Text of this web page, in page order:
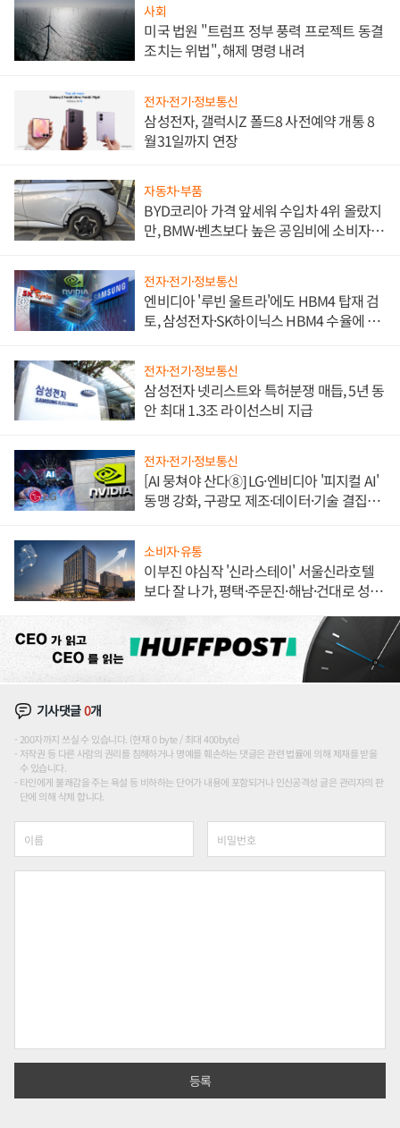
사회
미국 법원 "트럼프 정부 풍력 프로젝트 동결
조치는 위법", 해제 명령 내려
전자·전기·정보통신
삼성전자, 갤럭시Z 폴드8 사전예약 개통 8
월31일까지 연장
자동차·부품
BYD코리아 가격 앞세워 수입차 4위 올랐지
만, BMW·벤츠보다 높은 공임비에 소비자
전자·전기·정보통신
엔비디아 '루빈 울트라'에도 HBM4 탑재 검
토, 삼성전자·SK하이닉스 HBM4 수율에 주
전자·전기·정보통신
삼성전자 넷리스트와 특허분쟁 매듭, 5년 동
안 최대 1.3조 라이선스비 지급
전자·전기·정보통신
[AI 뭉쳐야 산다⑧] LG·엔비디아 '피지컬 AI'
동맹 강화, 구광모 제조·데이터·기술 결집
소비자·유통
이부진 야심작 '신라스테이' 서울신라호텔
보다 잘 나가, 평택·주문진·해남·건대로 성
기사댓글0개
200자까지 쓰실 수 있습니다. (현재 0 byte / 최대 400byte)
저작권 등 다른 사람의 권리를 침해하거나 명예를 훼손하는 댓글은 관련 법률에 의해 제재를 받을
수 있습니다.
타인에게 불쾌감을 주는 욕설 등 비하하는 단어가 내용에 포함되거나 인신공격성 글은 관리자의 판
단에 의해 삭제 합니다.